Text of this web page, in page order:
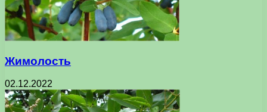
Жимолость
02.12.2022